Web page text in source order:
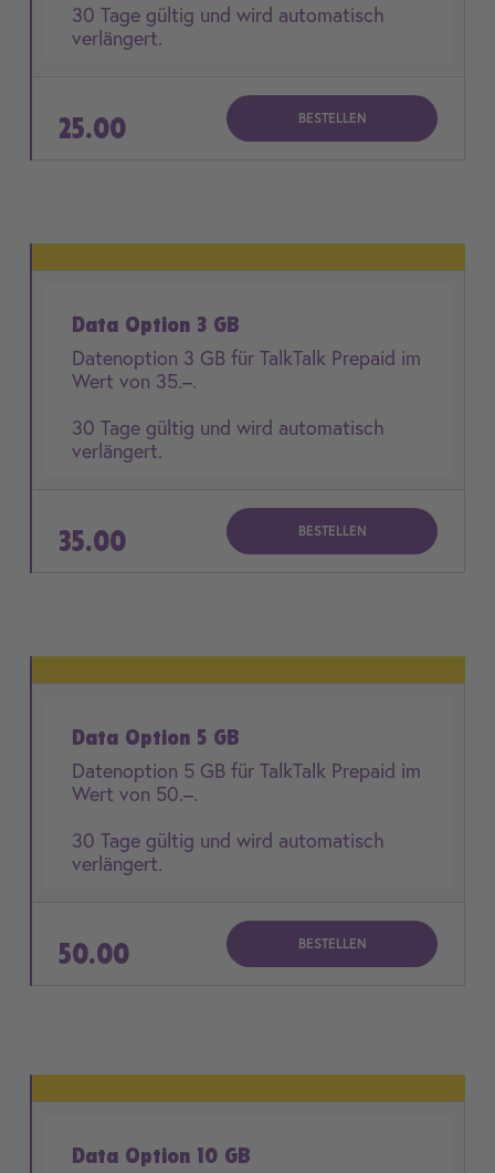
30 Tage gültig und wird automatisch
verlängert.
25.00 BESTELLEN
Data Option 3 GB
Datenoption 3 GB für TalkTalk Prepaid im
Wert von 35.–.
30 Tage gültig und wird automatisch
verlängert.
35.00 BESTELLEN
Data Option 5 GB
Datenoption 5 GB für TalkTalk Prepaid im
Wert von 50.–.
30 Tage gültig und wird automatisch
verlängert.
50.00 BESTELLEN
Data Option 10 GB